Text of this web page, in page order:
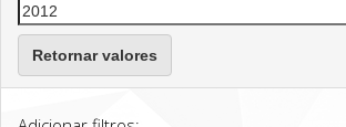
Retornar valores